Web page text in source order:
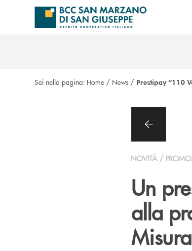
Salta al contenuto principale
Sei nella pagina: Home / News / Prestipay “110
NOVITÀ /
Un
alla